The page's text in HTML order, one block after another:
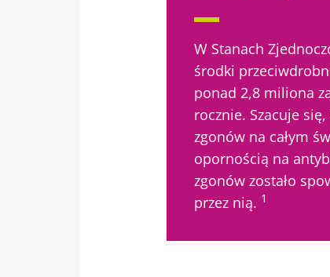
W Stanach
środki
ponad 2,8 miliona
rocznie. Szacuje
zgonów na całym
opornością na
zgonów zostało
przez nią. 1